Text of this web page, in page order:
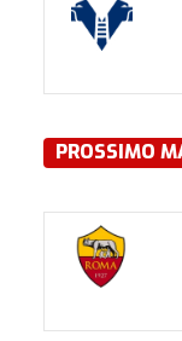
PROSSIMO